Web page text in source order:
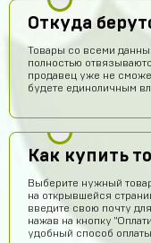
Откуда
Товары со всеми
полностью
продавец уже не
будете единоличным
Как купить
Выберите нужный
на открывшейся
введите свою почту
нажав на кнопку
удобный способ